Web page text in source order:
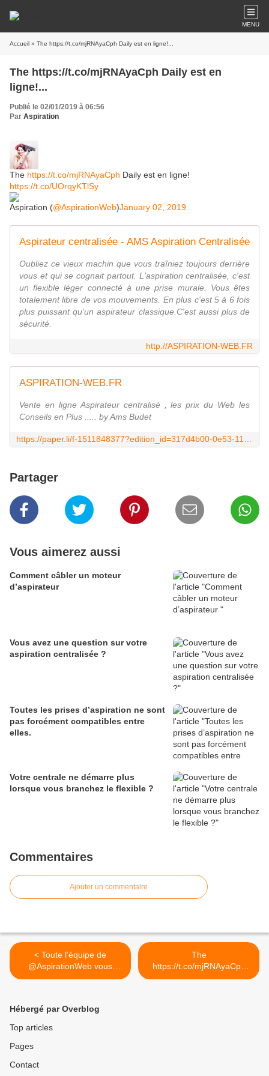
MENU
Accueil » The https://t.co/mjRNAyaCph Daily est en ligne!...
The https://t.co/mjRNAyaCph Daily est en
ligne!...
Publié le 02/01/2019 à 06:56
Par Aspiration
The https://t.co/mjRNAyaCph Daily est en ligne!
https://t.co/UOrqyKTlSy
Aspiration (@AspirationWeb)January 02, 2019
Aspirateur centralisée - AMS Aspiration Centralisée
Oubliez ce vieux machin que vous traîniez toujours derrière
vous et qui se cognait partout. L'aspiration centralisée, c'est
un flexible léger connecté à une prise murale. Vous êtes
totalement libre de vos mouvements. En plus c'est 5 à 6 fois
plus puissant qu'un aspirateur classique.C'est aussi plus de
sécurité.
http://ASPIRATION-WEB.FR
ASPIRATION-WEB.FR
Vente en ligne Aspirateur centralisé , les prix du Web les
Conseils en Plus ..... by Ams Budet
Partager
Vous aimerez aussi
Comment câbler un moteur
d’aspirateur
Vous avez une question sur votre
aspiration centralisée ?
Toutes les prises d’aspiration ne sont
pas forcément compatibles entre
elles.
Votre centrale ne démarre plus
lorsque vous branchez le flexible ?
Commentaires
Ajouter un commentaire
< Toute l’équipe de
@AspirationWeb vous
souhaite...
The
https://t.co/mjRNAyaCph
Daily est en ligne!... >
Hébergé par Overblog
Top articles
Pages
Contact